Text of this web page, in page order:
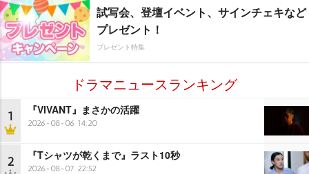
試写会、登壇イベント、サインチェキなど
プレゼント！
プレゼント特集
ドラマニュースランキング
1 『VIVANT』まさかの活躍
2026-08-06 14:20
2 『Tシャツが乾くまで』ラスト10秒
2026-08-07 22:52